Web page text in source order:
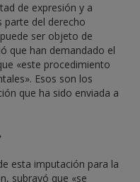
de expresión y a
parte del derecho
ser objeto de
que han demandado el
«este procedimiento
Esos son los
que ha sido enviada a
esta imputación para la
subrayó que «se